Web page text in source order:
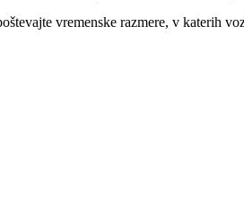
vremenske razmere, v katerih